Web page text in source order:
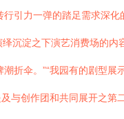
引力一弹的踏足需求深
沉淀之下演艺消费场的
折伞。”“我园有的剧型
与创作团和共同展开之